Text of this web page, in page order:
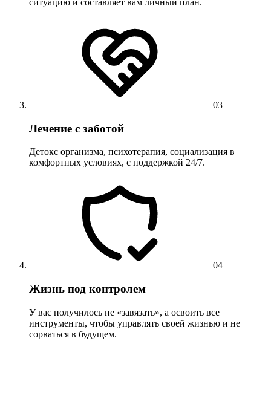
ситуацию и составляет вам личный план.
03
Лечение с заботой
Детокс организма, психотерапия, социализация в
комфортных условиях, с поддержкой 24/7.
04
Жизнь под контролем
У вас получилось не «завязать», а освоить все
инструменты, чтобы управлять своей жизнью и не
сорваться в будущем.